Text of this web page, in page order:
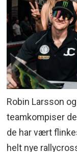
Robin Larsson
teamkompiser
de har vært
helt nye